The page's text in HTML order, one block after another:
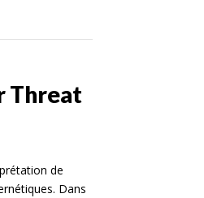
Threat
de
Dans